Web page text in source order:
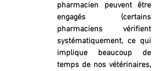
pharmacien peuvent être
engagés (certains
pharmaciens vérifient
systématiquement, ce qui
implique beaucoup de
temps de nos vétérinaires,